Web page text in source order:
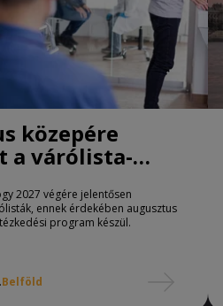
közepére
a várólista-
2027 végére jelentősen
ennek érdekében augusztus
program készül.
Belföld